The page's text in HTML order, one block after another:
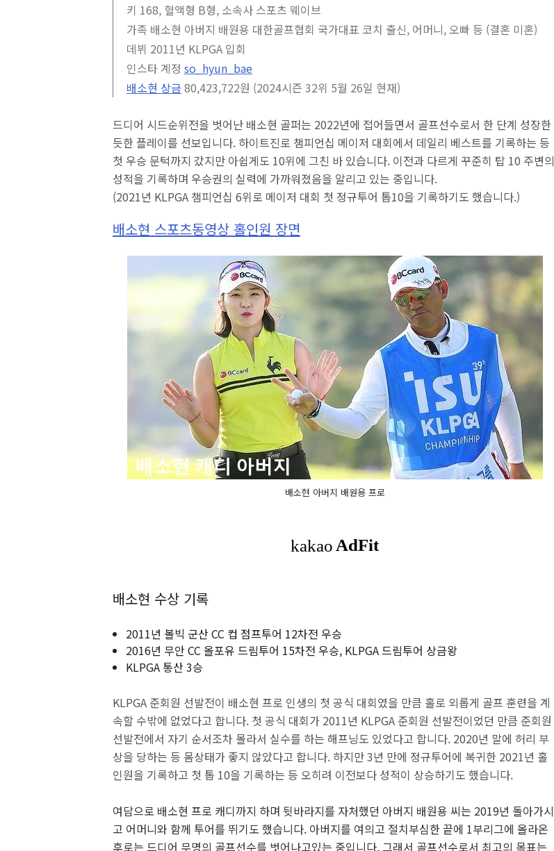
키 168, 혈액형 B형, 소속사 스포츠 웨이브
가족 배소현 아버지 배원용 대한골프협회 국가대표 코치 출신, 어머니, 오빠 등 (결혼 미혼)
데뷔 2011년 KLPGA 입회
인스타 계정 so_hyun_bae
배소현 상금 80,423,722원 (2024시즌 32위 5월 26일 현재)
드디어 시드순위전을 벗어난 배소현 골퍼는 2022년에 접어들면서 골프선수로서 한 단계 성장한
듯한 플레이를 선보입니다. 하이트진로 챔피언십 메이저 대회에서 데일리 베스트를 기록하는 등
첫 우승 문턱까지 갔지만 아쉽게도 10위에 그친 바 있습니다. 이전과 다르게 꾸준히 탑 10 주변의
성적을 기록하며 우승권의 실력에 가까워졌음을 알리고 있는 중입니다.
(2021년 KLPGA 챔피언십 6위로 메이저 대회 첫 정규투어 톱10을 기록하기도 했습니다.)
배소현 스포츠동영상 홀인원 장면
배소현 아버지 배원용 프로
배소현 수상 기록
2011년 볼빅 군산 CC 컵 점프투어 12차전 우승
2016년 무안 CC 올포유 드림투어 15차전 우승, KLPGA 드림투어 상금왕
KLPGA 통산 3승
KLPGA 준회원 선발전이 배소현 프로 인생의 첫 공식 대회였을 만큼 홀로 외롭게 골프 훈련을 계
속할 수밖에 없었다고 합니다. 첫 공식 대회가 2011년 KLPGA 준회원 선발전이었던 만큼 준회원
선발전에서 자기 순서조차 몰라서 실수를 하는 해프닝도 있었다고 합니다. 2020년 말에 허리 부
상을 당하는 등 몸상태가 좋지 않았다고 합니다. 하지만 3년 만에 정규투어에 복귀한 2021년 홀
인원을 기록하고 첫 톱 10을 기록하는 등 오히려 이전보다 성적이 상승하기도 했습니다.
여담으로 배소현 프로 캐디까지 하며 뒷바라지를 자처했던 아버지 배원용 씨는 2019년 돌아가시
고 어머니와 함께 투어를 뛰기도 했습니다. 아버지를 여의고 절치부심한 끝에 1부리그에 올라온
후로는 드디어 무명의 골프선수를 벗어나고있는 중입니다. 그래서 골프선수로서 최고의 목표는